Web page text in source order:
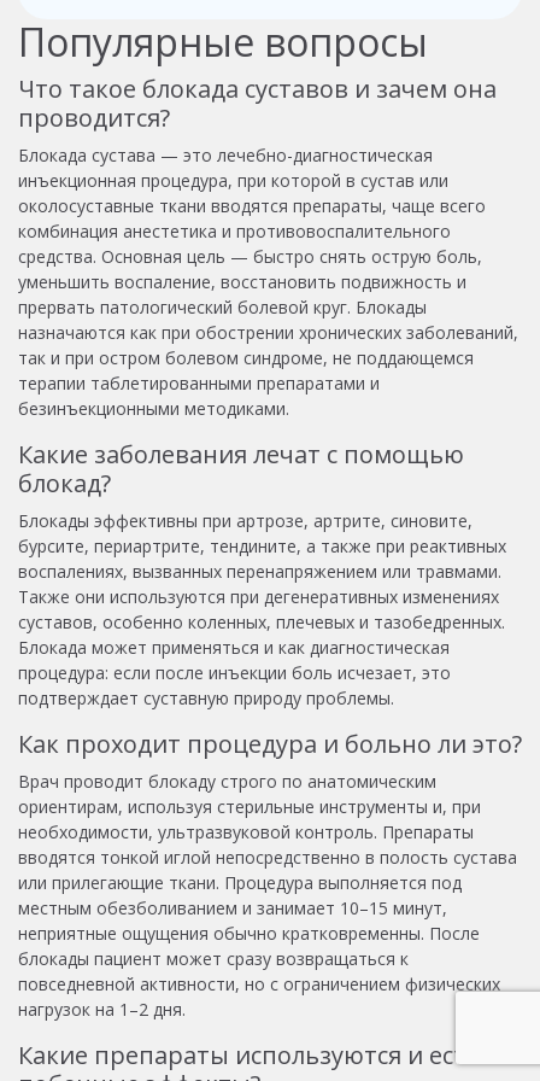
Популярные вопросы
Что такое блокада суставов и зачем она
проводится?
Блокада сустава — это лечебно-диагностическая
инъекционная процедура, при которой в сустав или
околосуставные ткани вводятся препараты, чаще всего
комбинация анестетика и противовоспалительного
средства. Основная цель — быстро снять острую боль,
уменьшить воспаление, восстановить подвижность и
прервать патологический болевой круг. Блокады
назначаются как при обострении хронических заболеваний,
так и при остром болевом синдроме, не поддающемся
терапии таблетированными препаратами и
безинъекционными методиками.
Какие заболевания лечат с помощью
блокад?
Блокады эффективны при артрозе, артрите, синовите,
бурсите, периартрите, тендините, а также при реактивных
воспалениях, вызванных перенапряжением или травмами.
Также они используются при дегенеративных изменениях
суставов, особенно коленных, плечевых и тазобедренных.
Блокада может применяться и как диагностическая
процедура: если после инъекции боль исчезает, это
подтверждает суставную природу проблемы.
Как проходит процедура и больно ли это?
Врач проводит блокаду строго по анатомическим
ориентирам, используя стерильные инструменты и, при
необходимости, ультразвуковой контроль. Препараты
вводятся тонкой иглой непосредственно в полость сустава
или прилегающие ткани. Процедура выполняется под
местным обезболиванием и занимает 10–15 минут,
неприятные ощущения обычно кратковременны. После
блокады пациент может сразу возвращаться к
повседневной активности, но с ограничением физических
нагрузок на 1–2 дня.
Какие препараты используются и есть ли